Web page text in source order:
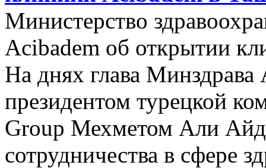
Министерство
Acibadem об открытии
На днях глава
президентом турецкой
Group Мехметом Али
сотрудничества в сфере